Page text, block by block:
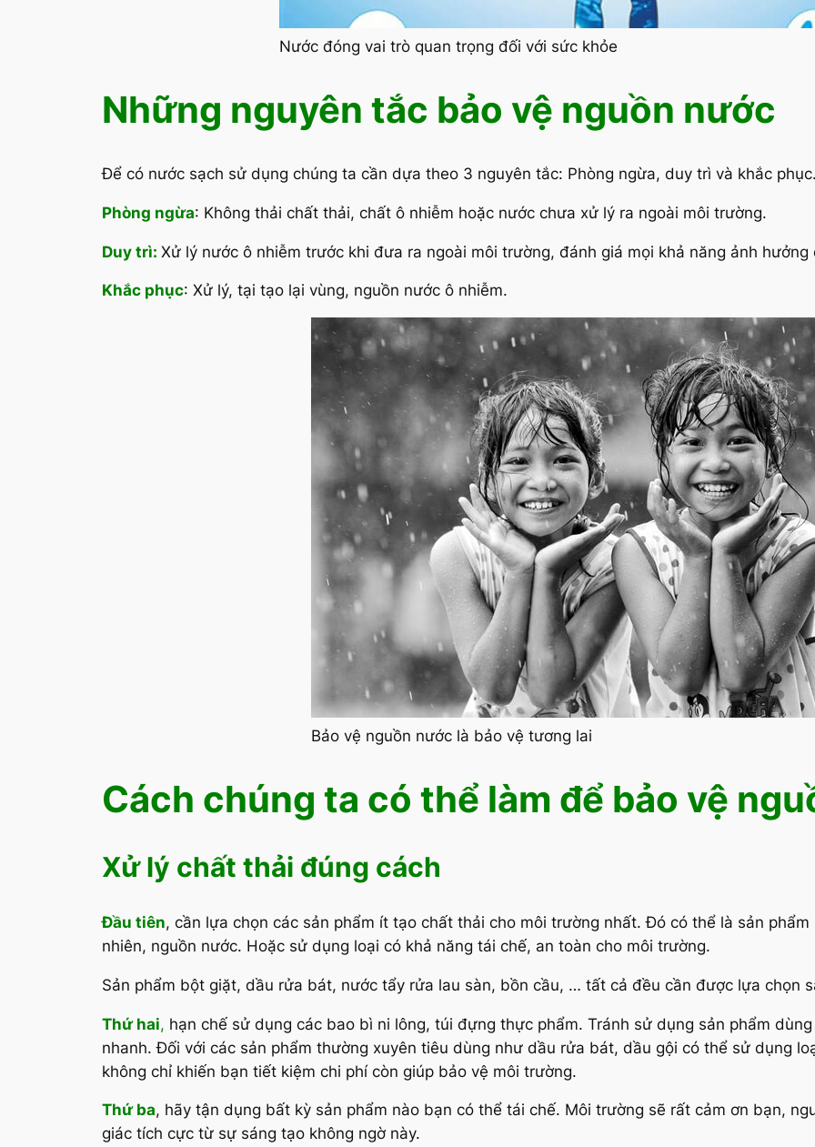
Nước đóng vai trò quan trọng đối với sức khỏe
Những nguyên tắc bảo vệ nguồn nước
Để có nước sạch sử dụng chúng ta cần dựa theo 3 nguyên tắc: Phòng ngừa, duy trì và khắc
Phòng ngừa: Không thải chất thải, chất ô nhiễm hoặc nước chưa xử lý ra ngoài môi trường.
Duy trì: Xử lý nước ô nhiễm trước khi đưa ra ngoài môi trường, đánh giá mọi khả năng ảnh
Khắc phục: Xử lý, tại tạo lại vùng, nguồn nước ô nhiễm.
Bảo vệ nguồn nước là bảo vệ tương lai
Cách chúng ta có thể làm để bảo vệ
Xử lý chất thải đúng cách
Đầu tiên, cần lựa chọn các sản phẩm ít tạo chất thải cho môi trường nhất. Đó có thể là sản
nhiên, nguồn nước. Hoặc sử dụng loại có khả năng tái chế, an toàn cho môi trường.
Sản phẩm bột giặt, dầu rửa bát, nước tẩy rửa lau sàn, bồn cầu, … tất cả đều cần được lựa chọn
Thứ hai, hạn chế sử dụng các bao bì ni lông, túi đựng thực phẩm. Tránh sử dụng sản phẩm
nhanh. Đối với các sản phẩm thường xuyên tiêu dùng như dầu rửa bát, dầu gội có thể sử dụng
không chỉ khiến bạn tiết kiệm chi phí còn giúp bảo vệ môi trường.
Thứ ba, hãy tận dụng bất kỳ sản phẩm nào bạn có thể tái chế. Môi trường sẽ rất cảm ơn bạn,
giác tích cực từ sự sáng tạo không ngờ này.